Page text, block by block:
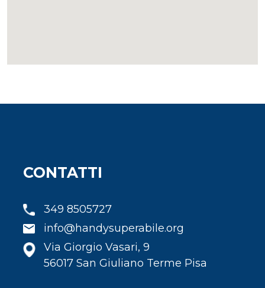
CONTATTI
349 8505727
info@handysuperabile.org
Via Giorgio Vasari, 9
56017 San Giuliano Terme Pisa